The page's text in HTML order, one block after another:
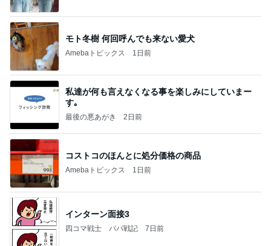
モト冬樹 何回呼んでも来ない愛犬
Amebaトピックス 1日前
私達が何も言えなくなる事を楽しみにしていまー
す｡
最後の悪あがき 2日前
コストコのほんとに処分価格の商品
Amebaトピックス 1日前
インターン面接3
四コマ戦士 パパ戦記 7日前